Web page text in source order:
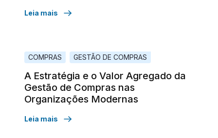
Leia mais
COMPRAS GESTÃO DE COMPRAS
A Estratégia e o Valor Agregado da
Gestão de Compras nas
Organizações Modernas
Leia mais